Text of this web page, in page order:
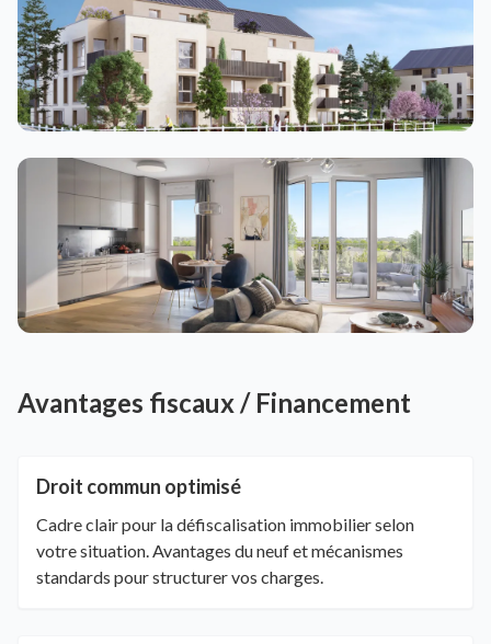
Avantages fiscaux / Financement
Droit commun optimisé
Cadre clair pour la défiscalisation immobilier selon
votre situation. Avantages du neuf et mécanismes
standards pour structurer vos charges.